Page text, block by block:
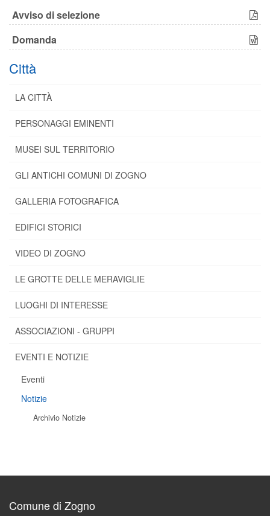
Avviso di selezione
Domanda
Città
LA CITTÀ
PERSONAGGI EMINENTI
MUSEI SUL TERRITORIO
GLI ANTICHI COMUNI DI ZOGNO
GALLERIA FOTOGRAFICA
EDIFICI STORICI
VIDEO DI ZOGNO
LE GROTTE DELLE MERAVIGLIE
LUOGHI DI INTERESSE
ASSOCIAZIONI - GRUPPI
EVENTI E NOTIZIE
Eventi
Notizie
Archivio Notizie
Comune di Zogno